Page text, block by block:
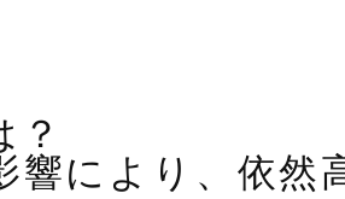
響により、依然